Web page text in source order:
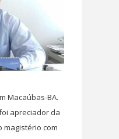
Macaúbas-BA.
apreciador da
magistério com